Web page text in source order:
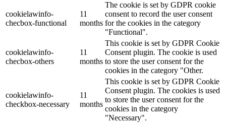
cookielawinfo-
checbox-functional
11
months
The cookie is set by GDPR cookie
consent to record the user consent
for the cookies in the category
"Functional".
cookielawinfo-
checbox-others
11
months
This cookie is set by GDPR Cookie
Consent plugin. The cookie is used
to store the user consent for the
cookies in the category "Other.
cookielawinfo-
checkbox-necessary
11
months
This cookie is set by GDPR Cookie
Consent plugin. The cookies is used
to store the user consent for the
cookies in the category
"Necessary".